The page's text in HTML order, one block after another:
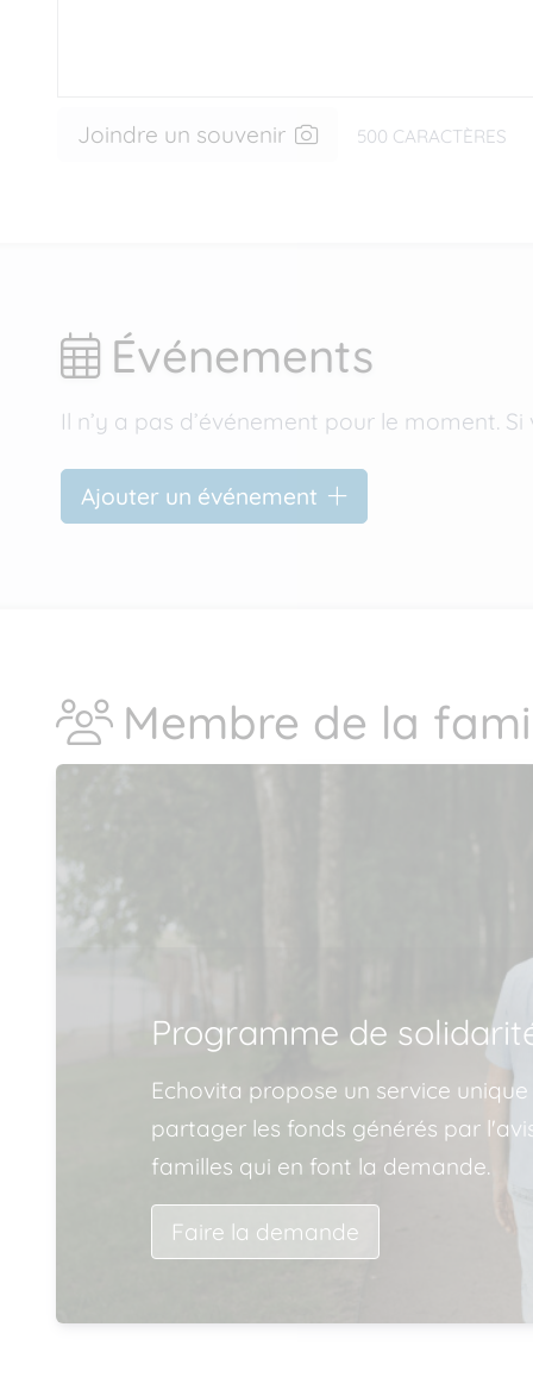
Joindre un souvenir 500 CARACTÈRES
Événements
Il n’y a pas d’événement pour le moment.
Ajouter un événement
Membre de la
Programme de
Echovita propose un service
partager les fonds générés par
familles qui en font la demande.
Faire la demande